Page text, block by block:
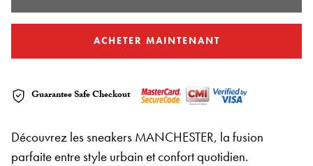
ACHETER MAINTENANT
Guarantee Safe Checkout
Découvrez les sneakers MANCHESTER, la fusion
parfaite entre style urbain et confort quotidien.